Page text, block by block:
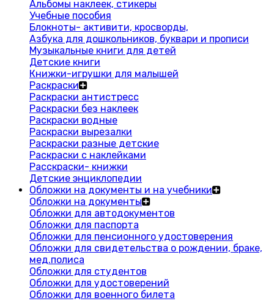
Альбомы наклеек, стикеры
Учебные пособия
Блокноты- активити, кросворды,
Азбука для дошкольников, буквари и прописи
Музыкальные книги для детей
Детские книги
Книжки-игрушки для малышей
Раскраски
Раскраски антистресс
Раскраски без наклеек
Раскраски водные
Раскраски вырезалки
Раскраски разные детские
Раскраски с наклейками
Расскраски- книжки
Детские энциклопедии
Обложки на документы и на учебники
Обложки на документы
Обложки для автодокументов
Обложки для паспорта
Обложки для пенсионного удостоверения
Обложки для свидетельства о рождении, браке,
мед.полиса
Обложки для студентов
Обложки для удостоверений
Обложки для военного билета